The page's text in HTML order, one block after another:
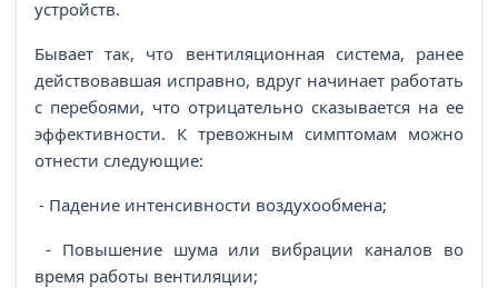
устройств.
Бывает так, что вентиляционная система, ранее
действовавшая исправно, вдруг начинает работать
с перебоями, что отрицательно сказывается на ее
эффективности. К тревожным симптомам можно
отнести следующие:
- Падение интенсивности воздухообмена;
- Повышение шума или вибрации каналов во
время работы вентиляции;